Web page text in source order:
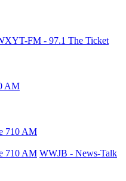
FM - 97.1 The Ticket
AM
710 AM
710 AM WWJB - News-Talk